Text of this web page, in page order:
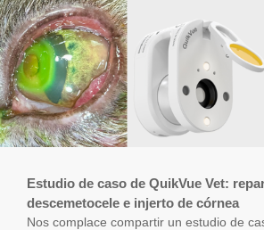
Estudio de caso de QuikVue Vet:
descemetocele e injerto de córnea
Nos complace compartir un estudio de